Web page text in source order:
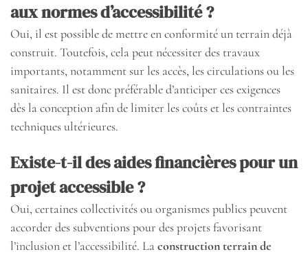
aux normes d’accessibilité ?
Oui, il est possible de mettre en conformité un terrain déjà
construit. Toutefois, cela peut nécessiter des travaux
importants, notamment sur les accès, les circulations ou les
sanitaires. Il est donc préférable d’anticiper ces exigences
dès la conception afin de limiter les coûts et les contraintes
techniques ultérieures.
Existe-t-il des aides financières pour un
projet accessible ?
Oui, certaines collectivités ou organismes publics peuvent
accorder des subventions pour des projets favorisant
l’inclusion et l’accessibilité. Laconstruction terrain de